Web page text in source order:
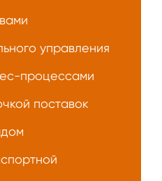
управления
процессами
поставок